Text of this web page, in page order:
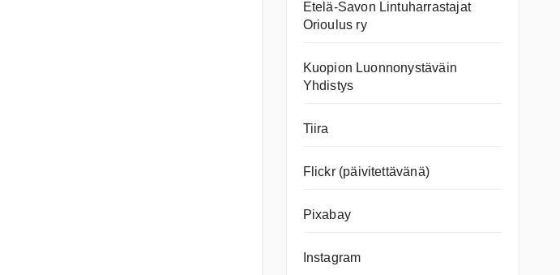
Etelä-Savon Lintuharrastajat
Orioulus ry
Kuopion Luonnonystäväin
Yhdistys
Tiira
Flickr (päivitettävänä)
Pixabay
Instagram